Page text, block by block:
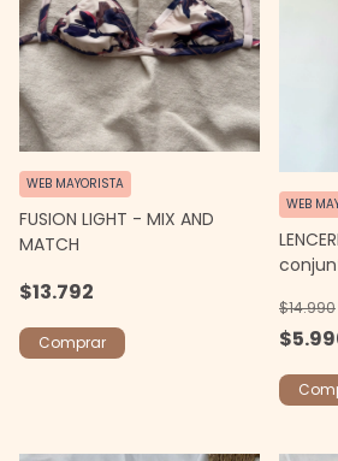
FUSION LIGHT - MIX AND
MATCH
$13.792
WEB MAYORISTA
Comprar
$14.990
WEB